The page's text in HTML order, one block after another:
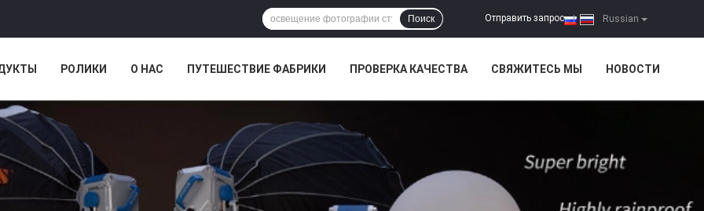
Russian
Отправить запрос |
Поиск
РОЛИКИ О НАС ПУТЕШЕСТВИЕ ФАБРИКИ ПРОВЕРКА КАЧЕСТВА СВЯЖИТЕСЬ МЫ НОВОСТИ